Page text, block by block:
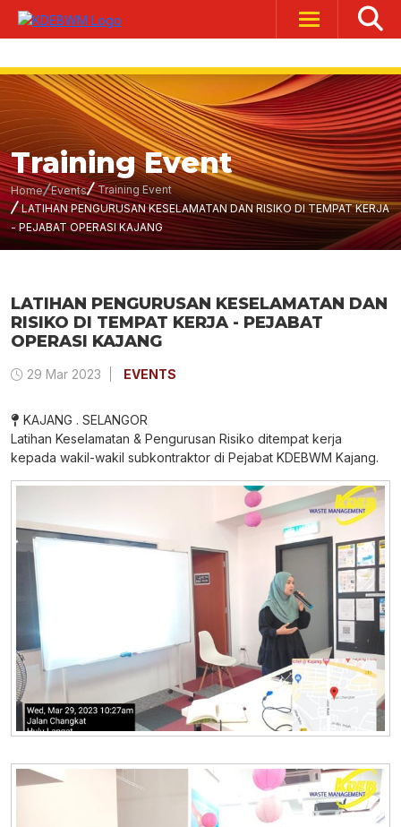
Training Event
Home Events
Training Event
LATIHAN PENGURUSAN KESELAMATAN DAN RISIKO DI TEMPAT KERJA
- PEJABAT OPERASI KAJANG
LATIHAN PENGURUSAN KESELAMATAN DAN
RISIKO DI TEMPAT KERJA - PEJABAT
OPERASI KAJANG
29 Mar 2023 EVENTS
KAJANG . SELANGOR
Latihan Keselamatan & Pengurusan Risiko ditempat kerja
kepada wakil-wakil subkontraktor di Pejabat KDEBWM Kajang.